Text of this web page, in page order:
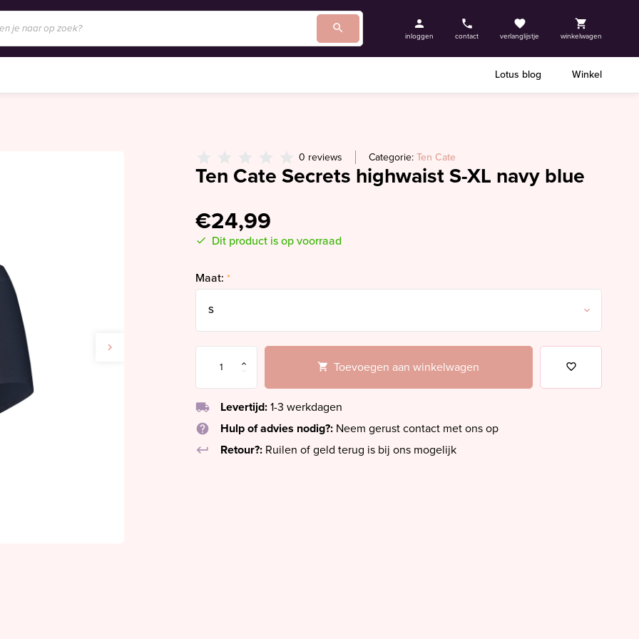
inloggen contact verlanglijstje winkelwagen
Lotus blog Winkel
0 reviews Categorie: Ten Cate
Ten Cate Secrets highwaist S-XL navy blue
€24,99
Dit product is op voorraad
Maat: *
Toevoegen aan winkelwagen
local_shipping Levertijd: 1-3 werkdagen
help
Hulp of advies nodig?: Neem gerust contact met ons op
keyboard_return
Retour?: Ruilen of geld terug is bij ons mogelijk